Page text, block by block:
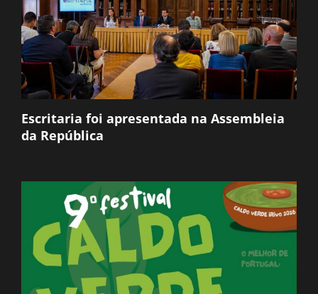
Escritaria foi apresentada na Assembleia
da República